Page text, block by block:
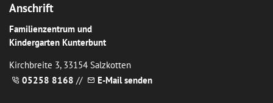
Anschrift
Familienzentrum und
Kindergarten Kunterbunt
Kirchbreite 3, 33154 Salzkotten
05258 8168 // E-Mail senden